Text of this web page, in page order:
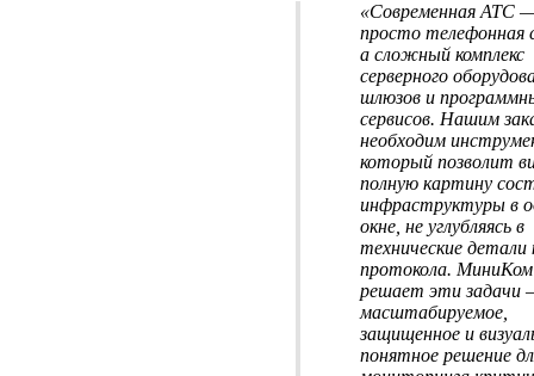
«Современная АТС
просто телефонная
а сложный комплекс
серверного
шлюзов и
сервисов. Нашим
необходим
который позволит
полную картину
инфраструктуры в
окне, не углубляясь в
технические
протокола.
решает эти задачи
масштабируемое,
защищенное и
понятное решение